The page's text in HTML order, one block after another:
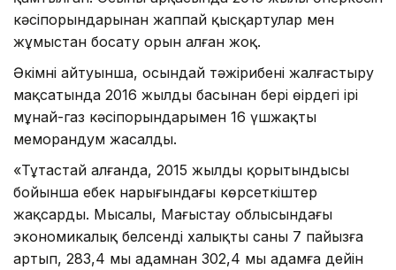
кәсіпорындарынан жаппай қысқартулар мен
жұмыстан босату орын алған жоқ.
Әкімнің айтуынша, осындай тәжірибені жалғастыру
мақсатында 2016 жылдың басынан бері өңірдегі ірі
мұнай-газ кәсіпорындарымен 16 үшжақты
меморандум жасалды.
«Тұтастай алғанда, 2015 жылдың қорытындысы
бойынша еңбек нарығындағы көрсеткіштер
жақсарды. Мысалы, Маңғыстау облысындағы
экономикалық белсенді халықтың саны 7 пайызға
артып, 283,4 мың адамнан 302,4 мың адамға дейін